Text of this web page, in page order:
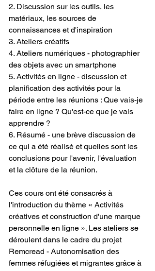
2. Discussion sur les outils, les
matériaux, les sources de
connaissances et d'inspiration
3. Ateliers créatifs
4. Ateliers numériques - photographier
des objets avec un smartphone
5. Activités en ligne - discussion et
planification des activités pour la
période entre les réunions : Que vais-je
faire en ligne ? Qu'est-ce que je vais
apprendre ?
6. Résumé - une brève discussion de
ce qui a été réalisé et quelles sont les
conclusions pour l'avenir, l'évaluation
et la clôture de la réunion.
Ces cours ont été consacrés à
l'introduction du thème « Activités
créatives et construction d'une marque
personnelle en ligne ». Les ateliers se
déroulent dans le cadre du projet
Remcread - Autonomisation des
femmes réfugiées et migrantes grâce à